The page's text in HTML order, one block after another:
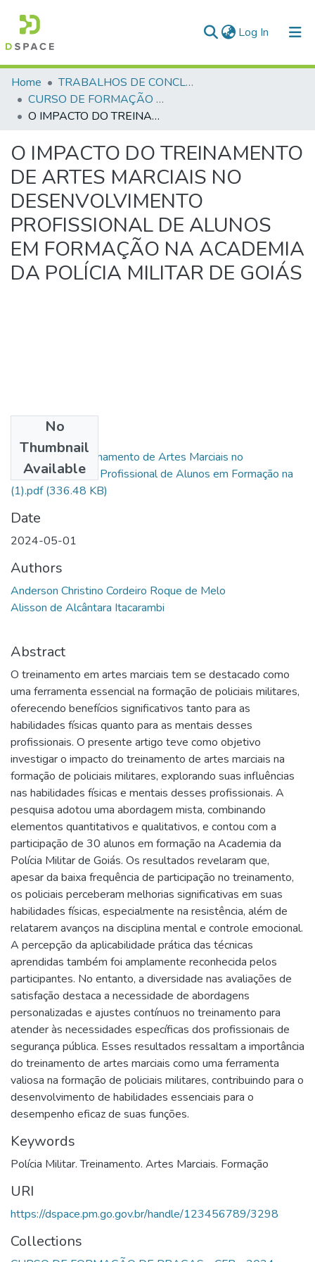
Log In (current)
Communities & Collections
All of DSpace
Home
TRABALHOS DE CONCLUSÃO DE CURSO - CFP (CURSO DE FORMAÇÃO DE PRAÇAS)
CURSO DE FORMAÇÃO DE PRAÇAS - CFP - 2024
O IMPACTO DO TREINAMENTO DE ARTES MARCIAIS NO DESENVOLVIMENTO PROFISSIONAL DE ALUNOS EM FORMAÇÃO NA ACADEMIA DA POLÍCIA MILITAR DE GOIÁS
O IMPACTO DO TREINAMENTO
DE ARTES MARCIAIS NO
DESENVOLVIMENTO
PROFISSIONAL DE ALUNOS
EM FORMAÇÃO NA ACADEMIA
DA POLÍCIA MILITAR DE GOIÁS
No
Thumbnail
Available
O Impacto do Treinamento de Artes Marciais no
Desenvolvimento Profissional de Alunos em Formação na
(1).pdf(336.48 KB)
Date
2024-05-01
Authors
Anderson Christino Cordeiro Roque de Melo
Alisson de Alcântara Itacarambi
Abstract
O treinamento em artes marciais tem se destacado como
uma ferramenta essencial na formação de policiais militares,
oferecendo benefícios significativos tanto para as
habilidades físicas quanto para as mentais desses
profissionais. O presente artigo teve como objetivo
investigar o impacto do treinamento de artes marciais na
formação de policiais militares, explorando suas influências
nas habilidades físicas e mentais desses profissionais. A
pesquisa adotou uma abordagem mista, combinando
elementos quantitativos e qualitativos, e contou com a
participação de 30 alunos em formação na Academia da
Polícia Militar de Goiás. Os resultados revelaram que,
apesar da baixa frequência de participação no treinamento,
os policiais perceberam melhorias significativas em suas
habilidades físicas, especialmente na resistência, além de
relatarem avanços na disciplina mental e controle emocional.
A percepção da aplicabilidade prática das técnicas
aprendidas também foi amplamente reconhecida pelos
participantes. No entanto, a diversidade nas avaliações de
satisfação destaca a necessidade de abordagens
personalizadas e ajustes contínuos no treinamento para
atender às necessidades específicas dos profissionais de
segurança pública. Esses resultados ressaltam a importância
do treinamento de artes marciais como uma ferramenta
valiosa na formação de policiais militares, contribuindo para o
desenvolvimento de habilidades essenciais para o
desempenho eficaz de suas funções.
Keywords
Polícia Militar. Treinamento. Artes Marciais. Formação
URI
https://dspace.pm.go.gov.br/handle/123456789/3298
Collections